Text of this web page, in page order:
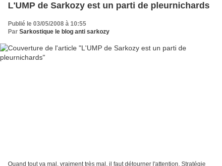
L'UMP de Sarkozy est un parti de pleurnichards
Publié le 03/05/2008 à 10:55
Par Sarkostique le blog anti sarkozy
Quand tout va mal, vraiment très mal, il faut détourner l'attention. Stratégie